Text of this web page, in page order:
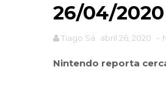
26/04/2020
Tiago Sá abril 26, 2020 -
Nintendo reporta